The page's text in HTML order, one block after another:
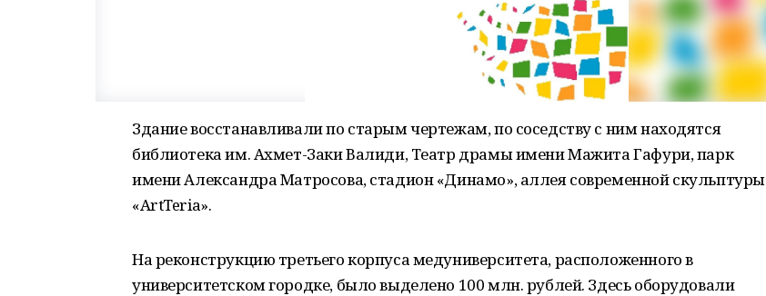
Здание восстанавливали по старым чертежам, по соседству с ним находятся
библиотека им. Ахмет-Заки Валиди, Театр драмы имени Мажита Гафури, парк
имени Александра Матросова, стадион «Динамо», аллея современной скульптуры
«ArtTeria».
На реконструкцию третьего корпуса медуниверситета, расположенного в
университетском городке, было выделено 100 млн. рублей. Здесь оборудовали